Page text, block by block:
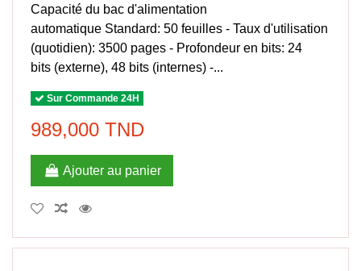
Capacité du bac d'alimentation
automatique Standard: 50 feuilles - Taux d'utilisation
(quotidien): 3500 pages - Profondeur en bits: 24
bits (externe), 48 bits (internes) -...
Sur Commande 24H
989,000 TND
Ajouter au panier